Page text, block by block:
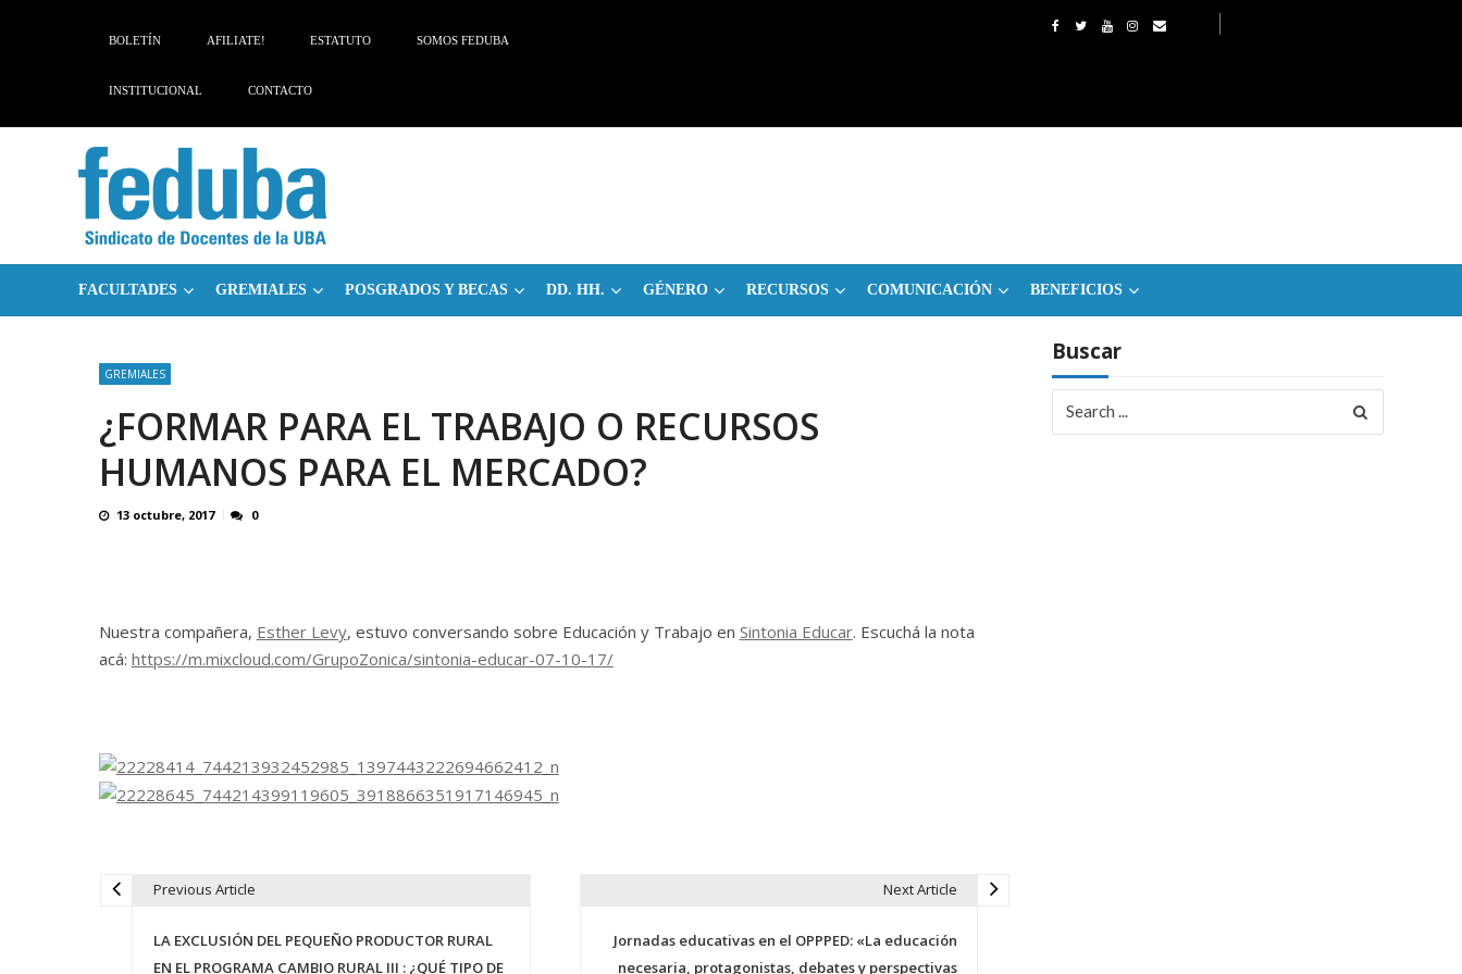
BOLETÍN AFILIATE! ESTATUTO SOMOS FEDUBA
INSTITUCIONAL CONTACTO
FACULTADES GREMIALES POSGRADOS Y BECAS DD. HH. GÉNERO RECURSOS COMUNICACIÓN BENEFICIOS
GREMIALES
¿FORMAR PARA EL TRABAJO O RECURSOS
HUMANOS PARA EL MERCADO?
13 octubre, 2017 0
Nuestra compañera, Esther Levy, estuvo conversando sobre Educación y Trabajo en Sintonia Educar. Escuchá la nota
acá: https://m.mixcloud.com/GrupoZonica/sintonia-educar-07-10-17/
Previous Article
LA EXCLUSIÓN DEL PEQUEÑO PRODUCTOR RURAL
EN EL PROGRAMA CAMBIO RURAL III : ¿QUÉ TIPO DE
Next Article
Jornadas educativas en el OPPPED: «La educación
necesaria, protagonistas, debates y perspectivas
Buscar
for: